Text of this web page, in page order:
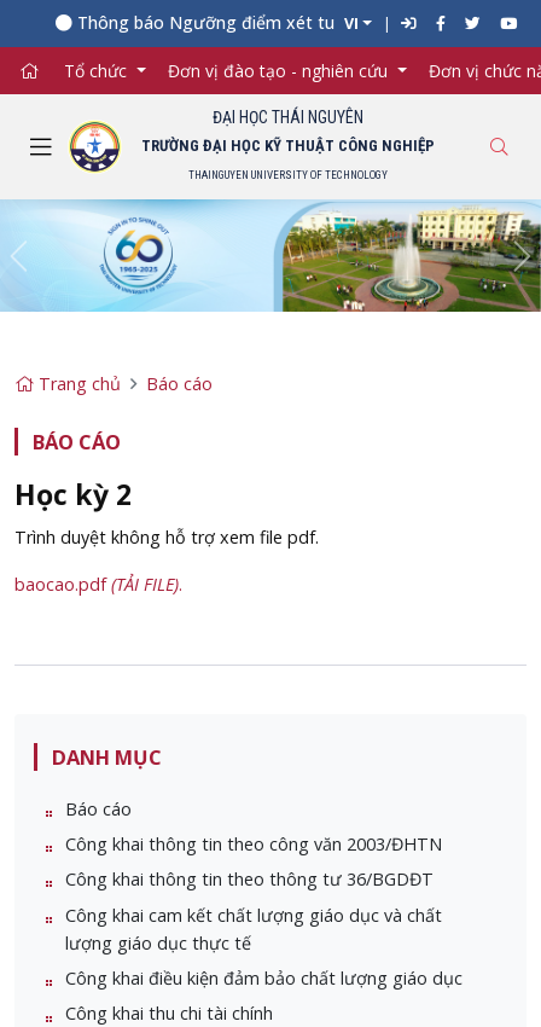
Thông báo Ngưỡng điểm xét tuyển đối với từng ngành
VI
Tổ chức Đơn vị đào tạo - nghiên cứu Đơn vị chức
ĐẠI HỌC THÁI NGUYÊN
TRƯỜNG ĐẠI HỌC KỸ THUẬT CÔNG NGHIỆP
THAINGUYEN UNIVERSITY OF TECHNOLOGY
Previous
Trang chủ Báo cáo
BÁO CÁO
Học kỳ 2
Trình duyệt không hỗ trợ xem file pdf.
baocao.pdf(TẢI FILE).
DANH MỤC
Báo cáo
Công khai thông tin theo công văn 2003/ĐHTN
Công khai thông tin theo thông tư 36/BGDĐT
Công khai cam kết chất lượng giáo dục và chất
lượng giáo dục thực tế
Công khai điều kiện đảm bảo chất lượng giáo dục
Công khai thu chi tài chính